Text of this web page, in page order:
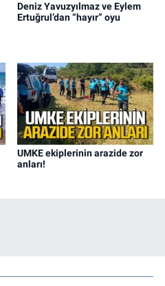
Deniz Yavuzyılmaz ve Eylem
Ertuğrul’dan “hayır” oyu
UMKE ekiplerinin arazide zor
anları!